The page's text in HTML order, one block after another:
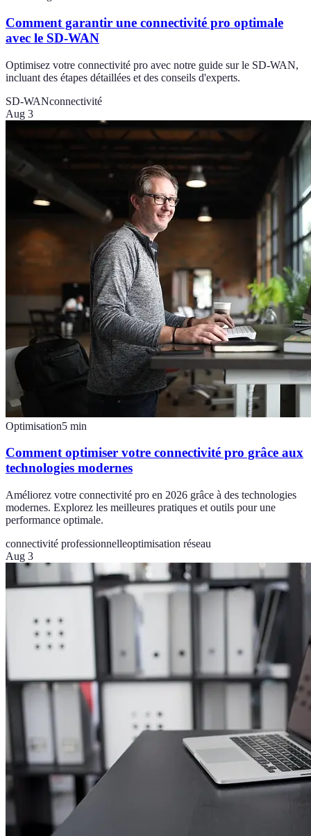
Comment garantir une connectivité pro optimale
avec le SD-WAN
Optimisez votre connectivité pro avec notre guide sur le SD-WAN,
incluant des étapes détaillées et des conseils d'experts.
SD-WANconnectivité
Aug 3
Optimisation5 min
Comment optimiser votre connectivité pro grâce aux
technologies modernes
Améliorez votre connectivité pro en 2026 grâce à des technologies
modernes. Explorez les meilleures pratiques et outils pour une
performance optimale.
connectivité professionnelleoptimisation réseau
Aug 3